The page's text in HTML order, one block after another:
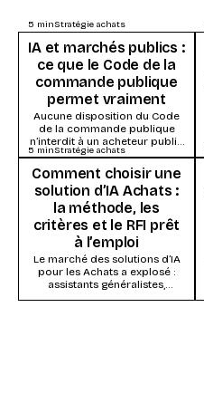
5 minStratégie achats
IA et marchés publics :
ce que le Code de la
commande publique
permet vraiment
Aucune disposition du Code
de la commande publique
n’interdit à un acheteur public
d’utiliser l’intelligence
artificielle. Ce qui s’impose,
ce...
5 minStratégie achats
Comment choisir une
solution d’IA Achats :
la méthode, les
critères et le RFI prêt
à l’emploi
Le marché des solutions d’IA
pour les Achats a explosé :
assistants généralistes,
modules IA des suites Source-